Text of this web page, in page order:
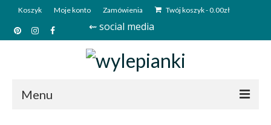
Koszyk Moje konto Zamówienia Twój koszyk-0.00zł
⇜ social media
Menu